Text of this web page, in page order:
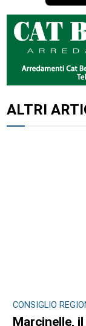
ALTRI
CONSIGLIO
Marcinelle,